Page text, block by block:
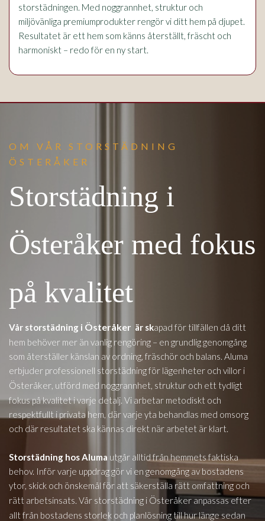
storstädningen. Med noggrannhet, struktur och
miljövänliga premiumprodukter rengör vi ditt hem på djupet.
Resultatet är ett hem som känns återställt, fräscht och
harmoniskt – redo för en ny start.
OM VÅR STORSTÄDNING
ÖSTERÅKER
Storstädning i
Österåker med fokus
på kvalitet
Vår storstädning i Österåker är skapad för tillfällen då ditt
hem behöver mer än vanlig rengöring – en grundlig genomgång
som återställer känslan av ordning, fräschör och balans. Aluma
erbjuder professionell storstädning för lägenheter och villor i
Österåker , utförd med noggrannhet, struktur och ett tydligt
fokus på kvalitet i varje detalj. Vi arbetar metodiskt och
respektfullt i privata hem, där varje yta behandlas med omsorg
och där resultatet ska kännas direkt när arbetet är klart.
Storstädning hos Aluma utgår alltid från hemmets faktiska
behov. Inför varje uppdrag gör vi en genomgång av bostadens
ytor, skick och önskemål för att säkerställa rätt omfattning och
rätt arbetsinsats. Vår storstädning i Österåker anpassas efter
allt från bostadens storlek och planlösning till hur länge sedan